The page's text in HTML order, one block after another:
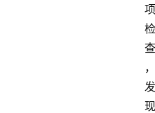
项
检
查
，
发
现